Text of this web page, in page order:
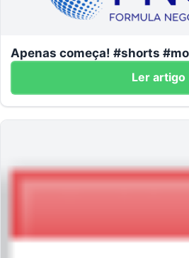
Apenas começa! #shorts
Ler artigo